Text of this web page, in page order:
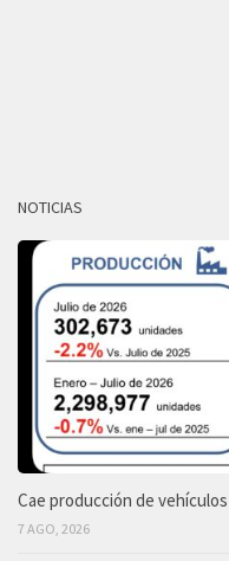
NOTICIAS
Cae producción de
7 AGO, 2026